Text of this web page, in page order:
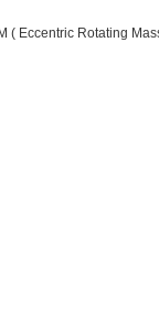
( Eccentric Rotating